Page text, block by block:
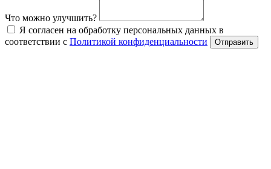
Что можно улучшить?
Я согласен на обработку персональных данных в
соответствии с Политикой конфиденциальности Отправить